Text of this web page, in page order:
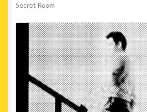
Précommandes
Agenda
Secret Room